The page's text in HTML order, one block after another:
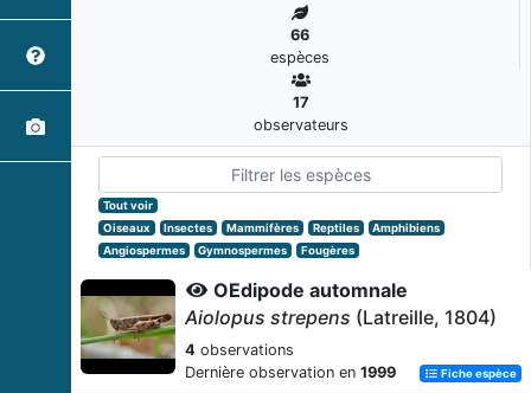
66
espèces
17
observateurs
Tout voir
Oiseaux
Insectes Mammifères Reptiles
Amphibiens
Angiospermes
Gymnospermes Fougères
OEdipode automnale
Aiolopus strepens (Latreille, 1804)
4 observations
Dernière observation en 1999 Fiche espèce